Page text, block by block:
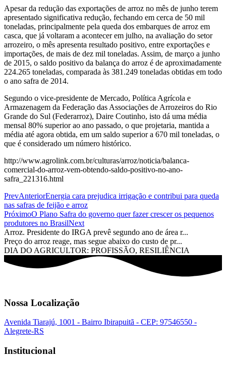
Apesar da redução das exportações de arroz no mês de junho terem
apresentado significativa redução, fechando em cerca de 50 mil
toneladas, principalmente pela queda dos embarques de arroz em
casca, que já voltaram a acontecer em julho, na avaliação do setor
arrozeiro, o mês apresenta resultado positivo, entre exportações e
importações, de mais de dez mil toneladas. Assim, de março a junho
de 2015, o saldo positivo da balança do arroz é de aproximadamente
224.265 toneladas, comparada às 381.249 toneladas obtidas em todo
o ano safra de 2014.
Segundo o vice-presidente de Mercado, Política Agrícola e
Armazenagem da Federação das Associações de Arrozeiros do Rio
Grande do Sul (Federarroz), Daire Coutinho, isto dá uma média
mensal 80% superior ao ano passado, o que projetaria, mantida a
média até agora obtida, em um saldo superior a 670 mil toneladas, o
que é considerado um número histórico.
http://www.agrolink.com.br/culturas/arroz/noticia/balanca-
comercial-do-arroz-vem-obtendo-saldo-positivo-no-ano-
safra_221316.html
PrevAnteriorEnergia cara prejudica irrigação e contribui para queda
nas safras de feijão e arroz
PróximoO Plano Safra do governo quer fazer crescer os pequenos
produtores no BrasilNext
Arroz. Presidente do IRGA prevê segundo ano de área r...
Preço do arroz reage, mas segue abaixo do custo de pr...
DIA DO AGRICULTOR: PROFISSÃO, RESILIÊNCIA
Nossa Localização
Avenida Tiarajú, 1001 - Bairro Ibirapuitã - CEP: 97546550 -
Alegrete-RS
Institucional